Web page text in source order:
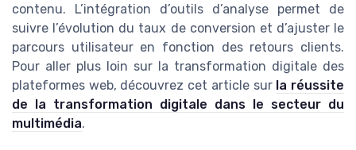
contenu. L’intégration d’outils d’analyse permet de
suivre l’évolution du taux de conversion et d’ajuster le
parcours utilisateur en fonction des retours clients.
Pour aller plus loin sur la transformation digitale des
plateformes web, découvrez cet article sur la réussite
de la transformation digitale dans le secteur du
multimédia.